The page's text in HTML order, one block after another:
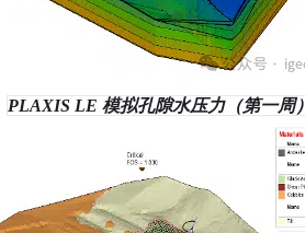
PLAXIS LE 模拟孔隙水压力（第一周）